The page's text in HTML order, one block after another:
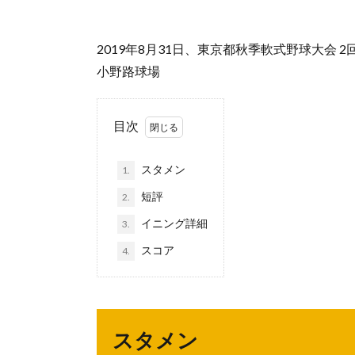
2019年8月31日、東京都秋季軟式野球大会 2
小野路球場
目次
1. スタメン
2. 短評
3. イニング詳細
4. スコア
スタメン